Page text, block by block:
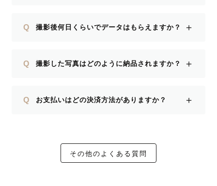
Q 撮影後何日くらいでデータはもらえますか？ ＋
Q 撮影した写真はどのように納品されますか？ ＋
Q お支払いはどの決済方法がありますか？ ＋
その他のよくある質問